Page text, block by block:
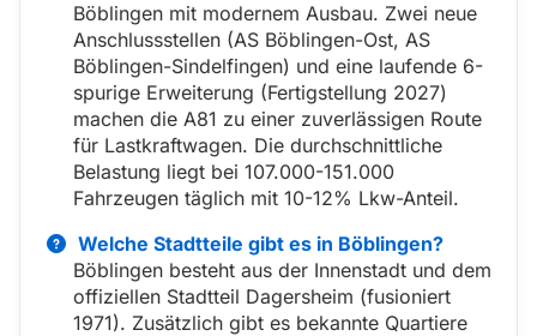
Böblingen mit modernem Ausbau. Zwei neue
Anschlussstellen (AS Böblingen-Ost, AS
Böblingen-Sindelfingen) und eine laufende 6-
spurige Erweiterung (Fertigstellung 2027)
machen die A81 zu einer zuverlässigen Route
für Lastkraftwagen. Die durchschnittliche
Belastung liegt bei 107.000-151.000
Fahrzeugen täglich mit 10-12% Lkw-Anteil.
Welche Stadtteile gibt es in Böblingen?
Böblingen besteht aus der Innenstadt und dem
offiziellen Stadtteil Dagersheim (fusioniert
1971). Zusätzlich gibt es bekannte Quartiere